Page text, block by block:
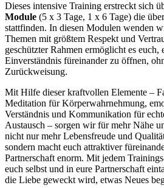
Dieses intensive Training erstreckt sich
Module (5 x 3 Tage, 1 x 6 Tage) die
stattfinden. In diesen Modulen wenden
Themen mit größtem Respekt und
geschützter Rahmen ermöglicht es euch,
Einverständnis füreinander zu öffnen,
Zurückweisung.
Mit Hilfe dieser kraftvollen Elemente –
Meditation für Körperwahrnehmung,
Verständnis und Kommunikation für
Austausch – sorgen wir für mehr Nähe
nicht nur mehr Lebensfreude und
sondern macht euch attraktiver
Partnerschaft enorm. Mit jedem
euch selbst und in eure Partnerschaft
die Liebe geweckt wird, etwas Neues